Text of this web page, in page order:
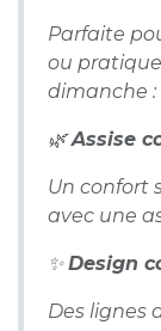
Parfaite
ou
dimanche :
🌿Assise
Un confort
avec une
✨Design
Des lignes